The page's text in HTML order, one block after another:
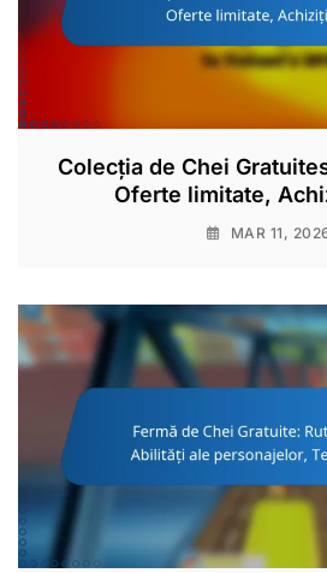
Colecția de Chei
Oferte limitate,
MAR 11,